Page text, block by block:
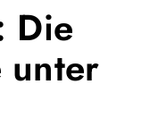
Die
unter